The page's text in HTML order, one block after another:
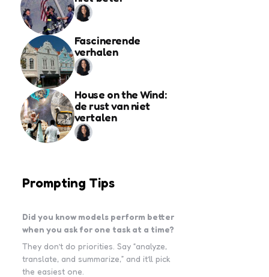
Fascinerende
verhalen
House on the Wind:
de rust van niet
vertalen
Prompting Tips
Did you know models perform better
when you ask for one task at a time?
They don’t do priorities. Say “analyze,
translate, and summarize,” and it’ll pick
the easiest one.